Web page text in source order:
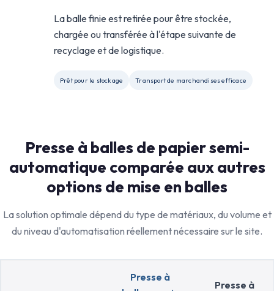
La balle finie est retirée pour être stockée,
chargée ou transférée à l'étape suivante de
recyclage et de logistique.
Prêt pour le stockage Transport de marchandises efficace
Presse à balles de papier semi-
automatique comparée aux autres
options de mise en balles
La solution optimale dépend du type de matériaux, du volume et
du niveau d'automatisation réellement nécessaire sur le site.
Presse à
Presse à